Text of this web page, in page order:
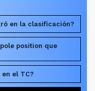
en la clasificación?
position que
el TC?